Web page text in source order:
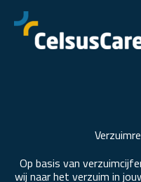
naar
Op basis van
wij naar het verzuim in